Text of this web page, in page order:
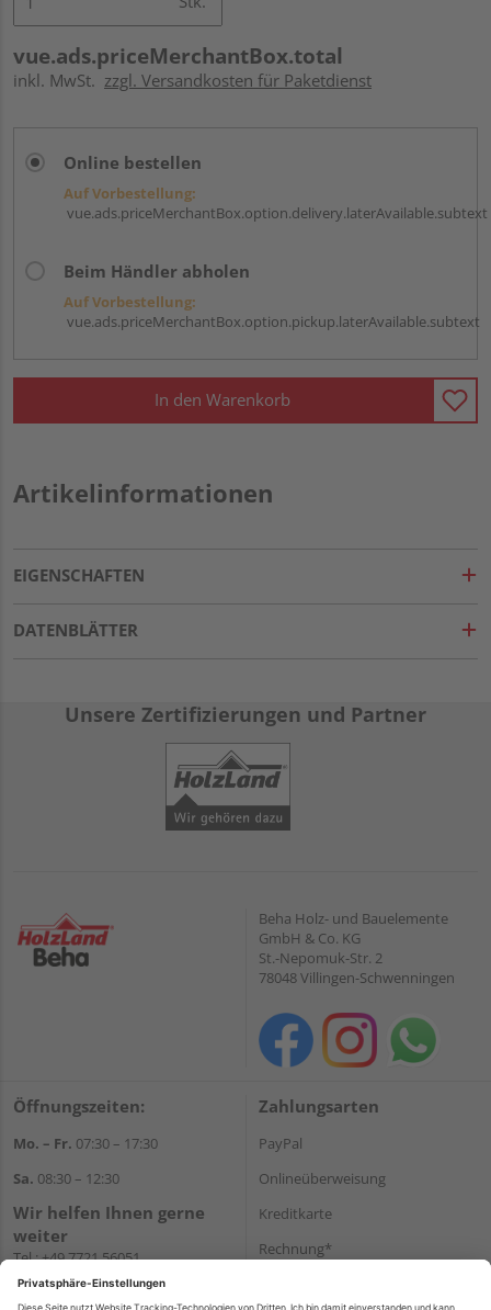
vue.ads.priceMerchantBox.total
inkl. MwSt. zzgl. Versandkosten für Paketdienst
Online bestellen
Auf Vorbestellung:
vue.ads.priceMerchantBox.option.delivery.laterAvailable.subtext
Beim Händler abholen
Auf Vorbestellung:
vue.ads.priceMerchantBox.option.pickup.laterAvailable.subtext
In den Warenkorb
Artikelinformationen
EIGENSCHAFTEN
DATENBLÄTTER
Unsere Zertifizierungen und Partner
Beha Holz- und Bauelemente
GmbH & Co. KG
St.-Nepomuk-Str. 2
78048 Villingen-Schwenningen
Öffnungszeiten:
Mo. – Fr. 07:30 – 17:30
Sa. 08:30 – 12:30
Wir helfen Ihnen gerne
weiter
Tel.:+49 7721 56051
E-Mail:onlineshop@holzland-
Zahlungsarten
PayPal
Onlineüberweisung
Kreditkarte
Rechnung*